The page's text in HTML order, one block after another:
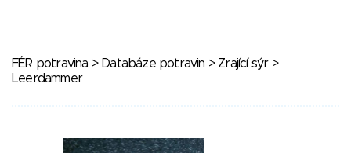
FÉR potravina > Databáze potravin > Zrající sýr>
Leerdammer